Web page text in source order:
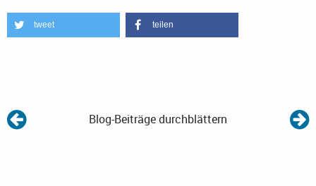
tweet teilen
Blog-Beiträge durchblättern